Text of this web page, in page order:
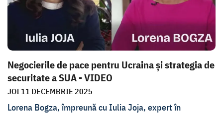
deputat PSRM, și cu Marcel Spatari, deputat PAS,
despre modul în care ar putea fi găsit consensul în
societate în problema aderării la Uniunea Europeană.
Negocierile de pace pentru Ucraina și strategia de
securitate a SUA - VIDEO
JOI 11 DECEMBRIE 2025
Lorena Bogza, împreună cu Iulia Joja, expert în